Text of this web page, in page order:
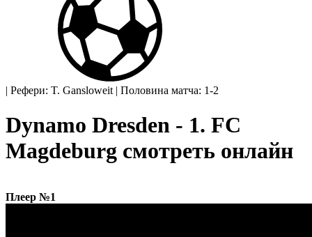
| Рефери: T. Gansloweit | Половина матча: 1-2
Dynamo Dresden - 1. FC
Magdeburg смотреть онлайн
Плеер №1